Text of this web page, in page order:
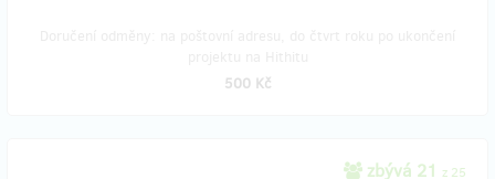
500 Kč
zbývá 21 z 25